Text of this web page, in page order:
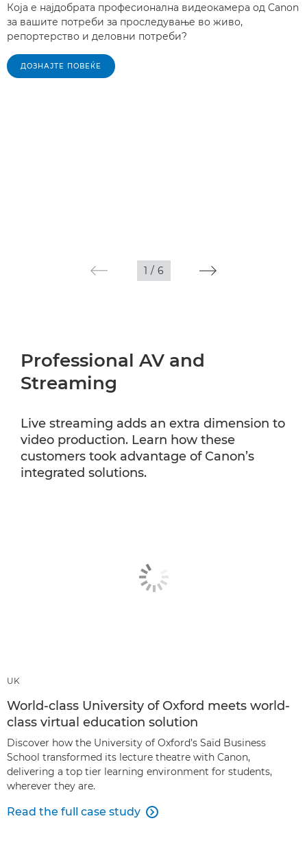
Која е најдобрата професионална видеокамера од Canon
за вашите потреби за проследување во живо,
репортерство и деловни потреби?
ДОЗНАЈТЕ ПОВЕЌЕ
1 / 6
Professional AV and
Streaming
Live streaming adds an extra dimension to
video production. Learn how these
customers took advantage of Canon’s
integrated solutions.
UK
World-class University of Oxford meets world-
class virtual education solution
Discover how the University of Oxford’s Saïd Business
School transformed its lecture theatre with Canon,
delivering a top tier learning environment for students,
wherever they are.
Read the full case study 